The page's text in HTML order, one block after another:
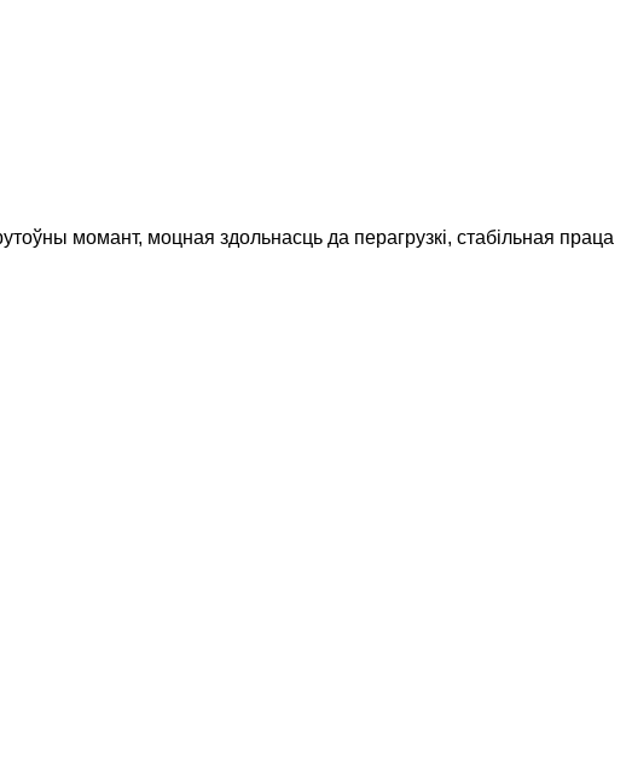
момант, моцная здольнасць да перагрузкі, стабільная праца